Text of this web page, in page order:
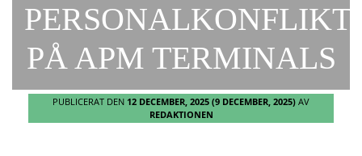
PÅ APM TERMINALS
PUBLICERAT DEN 12 DECEMBER, 2025 (9 DECEMBER, 2025) AV
REDAKTIONEN